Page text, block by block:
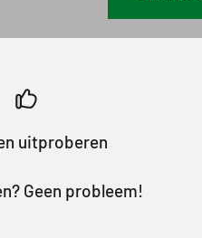
uitproberen
Geen probleem!